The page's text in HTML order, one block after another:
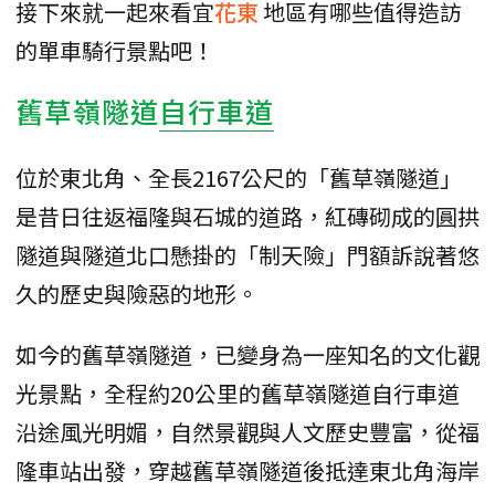
接下來就一起來看宜花東 地區有哪些值得造訪
的單車騎行景點吧！
舊草嶺隧道自行車道
位於東北角、全長2167公尺的「舊草嶺隧道」
是昔日往返福隆與石城的道路，紅磚砌成的圓拱
隧道與隧道北口懸掛的「制天險」門額訴說著悠
久的歷史與險惡的地形。
如今的舊草嶺隧道，已變身為一座知名的文化觀
光景點，全程約20公里的舊草嶺隧道自行車道
沿途風光明媚，自然景觀與人文歷史豐富，從福
隆車站出發，穿越舊草嶺隧道後抵達東北角海岸